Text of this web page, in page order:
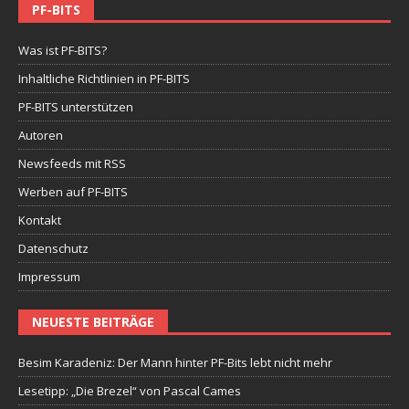
PF-BITS
Was ist PF-BITS?
Inhaltliche Richtlinien in PF-BITS
PF-BITS unterstützen
Autoren
Newsfeeds mit RSS
Werben auf PF-BITS
Kontakt
Datenschutz
Impressum
NEUESTE BEITRÄGE
Besim Karadeniz: Der Mann hinter PF-Bits lebt nicht mehr
Lesetipp: „Die Brezel“ von Pascal Cames